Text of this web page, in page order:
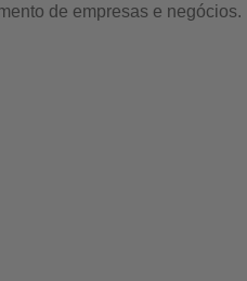
de empresas e negócios.